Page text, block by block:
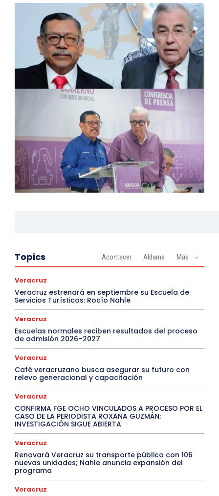
Topics Acontecer Aldama Más
Veracruz
Veracruz estrenará en septiembre su Escuela de
Servicios Turísticos: Rocío Nahle
Veracruz
Escuelas normales reciben resultados del proceso
de admisión 2026–2027
Veracruz
Café veracruzano busca asegurar su futuro con
relevo generacional y capacitación
Veracruz
CONFIRMA FGE OCHO VINCULADOS A PROCESO POR EL
CASO DE LA PERIODISTA ROXANA GUZMÁN;
INVESTIGACIÓN SIGUE ABIERTA
Veracruz
Renovará Veracruz su transporte público con 106
nuevas unidades; Nahle anuncia expansión del
programa
Veracruz